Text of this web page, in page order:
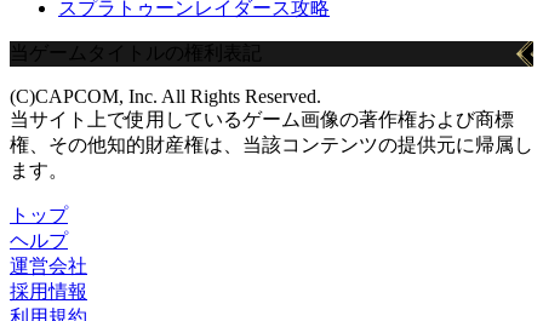
スプラトゥーンレイダース攻略
当ゲームタイトルの権利表記
(C)CAPCOM, Inc. All Rights Reserved.
当サイト上で使用しているゲーム画像の著作権および商標
権、その他知的財産権は、当該コンテンツの提供元に帰属し
ます。
トップ
ヘルプ
運営会社
採用情報